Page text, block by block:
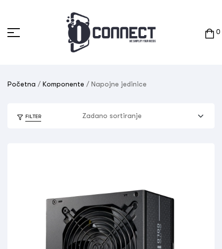
0
Početna / Komponente / Napojne jedinice
FILTER